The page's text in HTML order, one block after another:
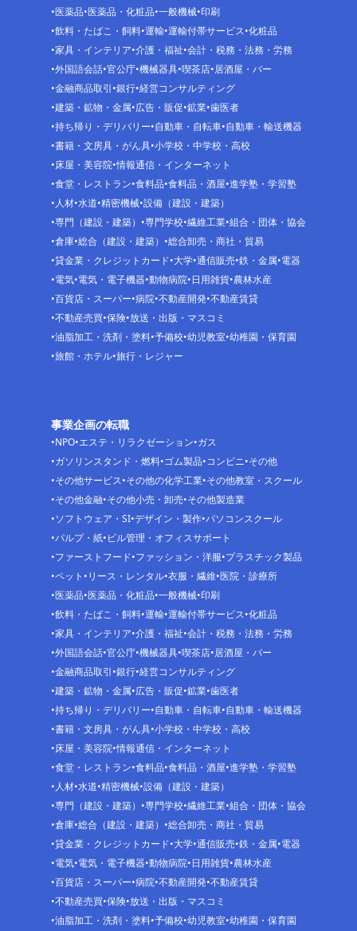
医薬品 医薬品・化粧品 一般機械 印刷
飲料・たばこ・飼料 運輸 運輸付帯サービス 化粧品
家具・インテリア 介護・福祉 会計・税務・法務・労務
外国語会話 官公庁 機械器具 喫茶店 居酒屋・バー
金融商品取引 銀行 経営コンサルティング
建築・鉱物・金属 広告・販促 鉱業 歯医者
持ち帰り・デリバリー 自動車・自転車 自動車・輸送機器
書籍・文房具・がん具 小学校・中学校・高校
床屋・美容院 情報通信・インターネット
食堂・レストラン 食料品 食料品・酒屋 進学塾・学習塾
人材 水道 精密機械 設備（建設・建築）
専門（建設・建築）
専門学校 繊維工業 組合・団体・協会
倉庫 総合（建設・建築）
総合卸売・商社・貿易
貸金業・クレジットカード 大学 通信販売 鉄・金属 電器
電気 電気・電子機器 動物病院 日用雑貨 農林水産
百貨店・スーパー 病院 不動産開発 不動産賃貸
不動産売買 保険 放送・出版・マスコミ
油脂加工・洗剤・塗料 予備校 幼児教室 幼稚園・保育園
旅館・ホテル 旅行・レジャー
事業企画の転職
NPO エステ・リラクゼーション ガス
ガソリンスタンド・燃料 ゴム製品 コンビニ その他
その他サービス その他の化学工業 その他教室・スクール
その他金融 その他小売・卸売 その他製造業
ソフトウェア・SI デザイン・製作 パソコンスクール
パルプ・紙 ビル管理・オフィスサポート
ファーストフード ファッション・洋服 プラスチック製品
ペット リース・レンタル 衣服・繊維 医院・診療所
医薬品 医薬品・化粧品 一般機械 印刷
飲料・たばこ・飼料 運輸 運輸付帯サービス 化粧品
家具・インテリア 介護・福祉 会計・税務・法務・労務
外国語会話 官公庁 機械器具 喫茶店 居酒屋・バー
金融商品取引 銀行 経営コンサルティング
建築・鉱物・金属 広告・販促 鉱業 歯医者
持ち帰り・デリバリー 自動車・自転車 自動車・輸送機器
書籍・文房具・がん具 小学校・中学校・高校
床屋・美容院 情報通信・インターネット
食堂・レストラン 食料品 食料品・酒屋 進学塾・学習塾
人材 水道 精密機械 設備（建設・建築）
専門（建設・建築）
専門学校 繊維工業 組合・団体・協会
倉庫 総合（建設・建築）
総合卸売・商社・貿易
貸金業・クレジットカード 大学 通信販売 鉄・金属 電器
電気 電気・電子機器 動物病院 日用雑貨 農林水産
百貨店・スーパー 病院 不動産開発 不動産賃貸
不動産売買 保険 放送・出版・マスコミ
油脂加工・洗剤・塗料 予備校 幼児教室 幼稚園・保育園